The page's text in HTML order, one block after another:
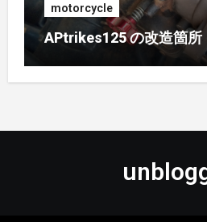
2015年8月
motorcycle
APtrikes125 の改造箇所